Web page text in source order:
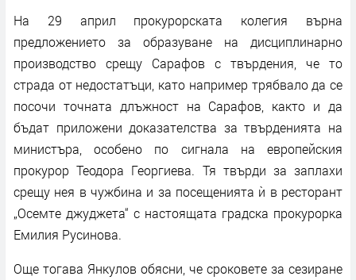
На 29 април прокурорската колегия върна
предложението за образуване на дисциплинарно
производство срещу Сарафов с твърдения, че то
страда от недостатъци, като например трябвало да се
посочи точната длъжност на Сарафов, както и да
бъдат приложени доказателства за твърденията на
министъра, особено по сигнала на европейския
прокурор Теодора Георгиева. Тя твърди за заплахи
срещу нея в чужбина и за посещенията ѝ в ресторант
„Осемте джуджета“ с настоящата градска прокурорка
Емилия Русинова.
Още тогава Янкулов обясни, че сроковете за сезиране